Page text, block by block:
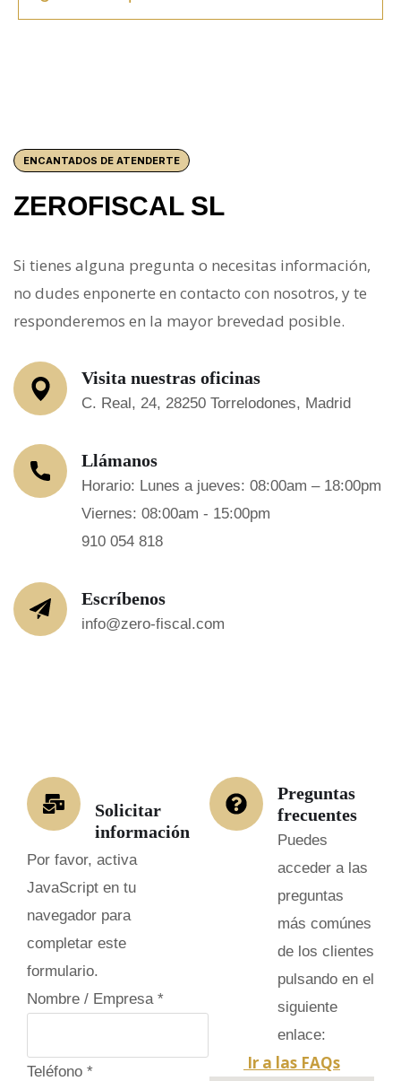
ENCANTADOS DE ATENDERTE
ZEROFISCAL SL
Si tienes alguna pregunta o necesitas información,
no dudes enponerte en contacto con nosotros, y te
responderemos en la mayor brevedad posible.
Visita nuestras oficinas
C. Real, 24, 28250 Torrelodones, Madrid
Llámanos
Horario: Lunes a jueves: 08:00am – 18:00pm
Viernes: 08:00am - 15:00pm
910 054 818
Escríbenos
info@zero-fiscal.com
Solicitar
información
Por favor, activa
JavaScript en tu
navegador para
completar este
formulario.
Nombre / Empresa *
Teléfono *
Preguntas
frecuentes
Puedes
acceder a las
preguntas
más comúnes
de los clientes
pulsando en el
siguiente
enlace:
Ir a las FAQs